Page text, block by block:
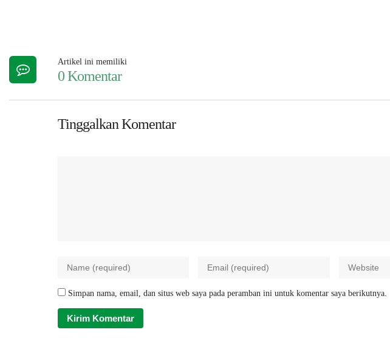
Artikel ini memiliki
0 Komentar
Tinggalkan Komentar
Simpan nama, email, dan situs web saya pada peramban ini untuk komentar saya berikutnya.